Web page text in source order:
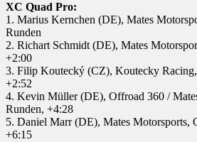
XC Quad Pro:
1. Marius Kernchen (DE), Mates
Runden
2. Richart Schmidt (DE), Mates
+2:00
3. Filip Koutecký (CZ), Koutecky Racing,
+2:52
4. Kevin Müller (DE), Offroad 360 /
Runden, +4:28
5. Daniel Marr (DE), Mates Motorsports,
+6:15